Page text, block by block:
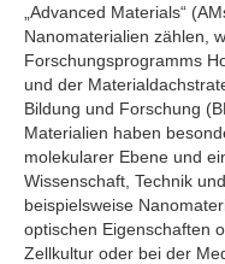
„Advanced Materials“
Nanomaterialien zählen,
Forschungsprogramms
und der
Bildung und Forschung
Materialien haben
molekularer Ebene und
Wissenschaft, Technik
beispielsweise
optischen Eigenschaften
Zellkultur oder bei der